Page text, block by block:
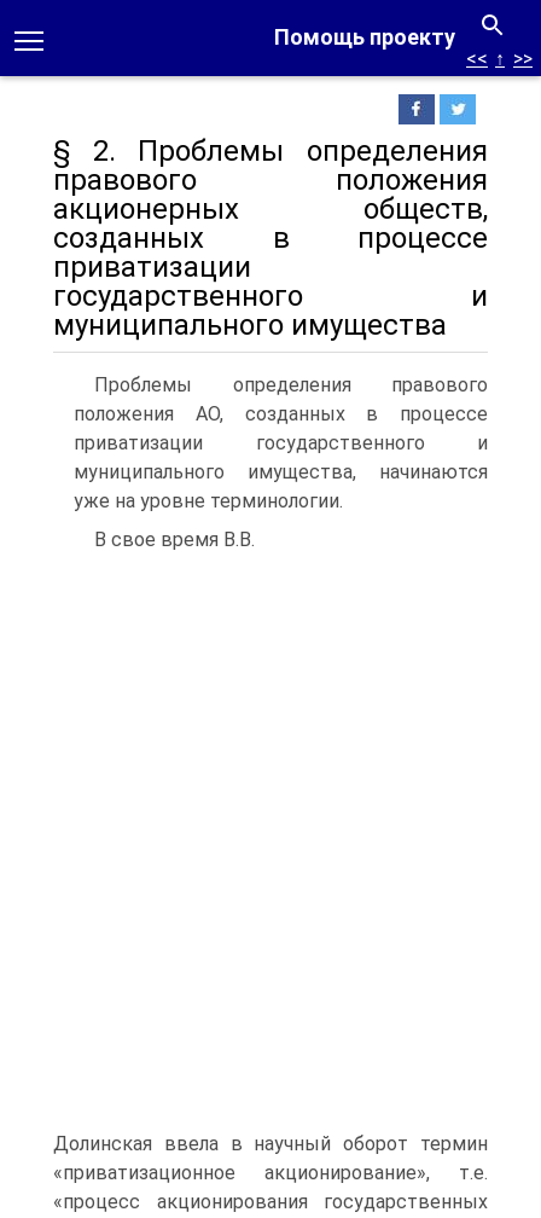
Помощь проекту
<< ↑ >>
§ 2. Проблемы определения
правового положения
акционерных обществ,
созданных в процессе
приватизации
государственного и
муниципального имущества
Проблемы определения правового
положения АО, созданных в процессе
приватизации государственного и
муниципального имущества, начинаются
уже на уровне терминологии.
В свое время В.В.
Долинская ввела в научный оборот термин
«приватизационное акционирование», т.е.
«процесс акционирования государственных